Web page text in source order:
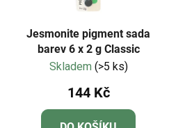
Jesmonite pigment sada
barev 6 x 2 g Classic
Skladem (>5 ks)
144 Kč